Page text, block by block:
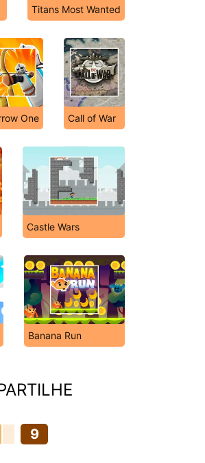
Titans Most Wanted
One Call of War
Castle Wars
Banana Run
9